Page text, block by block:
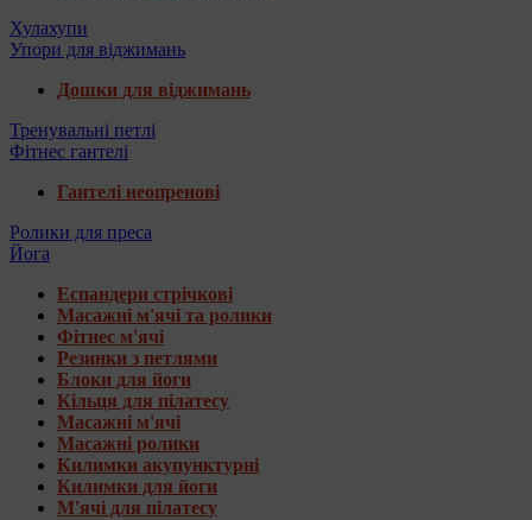
Хулахупи
Упори для віджимань
Дошки для віджимань
Тренувальні петлі
Фітнес гантелі
Гантелі неопренові
Ролики для преса
Йога
Еспандери стрічкові
Масажні м'ячі та ролики
Фітнес м'ячі
Резинки з петлями
Блоки для йоги
Кільця для пілатесу
Масажні м'ячі
Масажні ролики
Килимки акупунктурні
Килимки для йоги
М'ячі для пілатесу